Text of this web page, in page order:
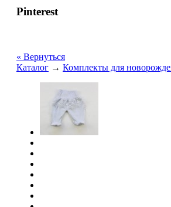
Pinterest
« Вернуться
Каталог → Комплекты для